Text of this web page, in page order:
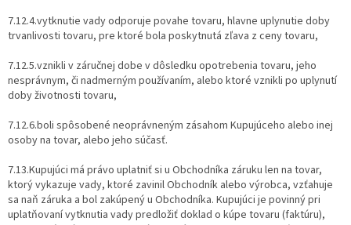
7.12.4.vytknutie vady odporuje povahe tovaru, hlavne uplynutie doby
trvanlivosti tovaru, pre ktoré bola poskytnutá zľava z ceny tovaru,
7.12.5.vznikli v záručnej dobe v dôsledku opotrebenia tovaru, jeho
nesprávnym, či nadmerným používaním, alebo ktoré vznikli po uplynutí
doby životnosti tovaru,
7.12.6.boli spôsobené neoprávneným zásahom Kupujúceho alebo inej
osoby na tovar, alebo jeho súčasť.
7.13.Kupujúci má právo uplatniť si u Obchodníka záruku len na tovar,
ktorý vykazuje vady, ktoré zavinil Obchodník alebo výrobca, vzťahuje
sa naň záruka a bol zakúpený u Obchodníka. Kupujúci je povinný pri
uplatňovaní vytknutia vady predložiť doklad o kúpe tovaru (faktúru),